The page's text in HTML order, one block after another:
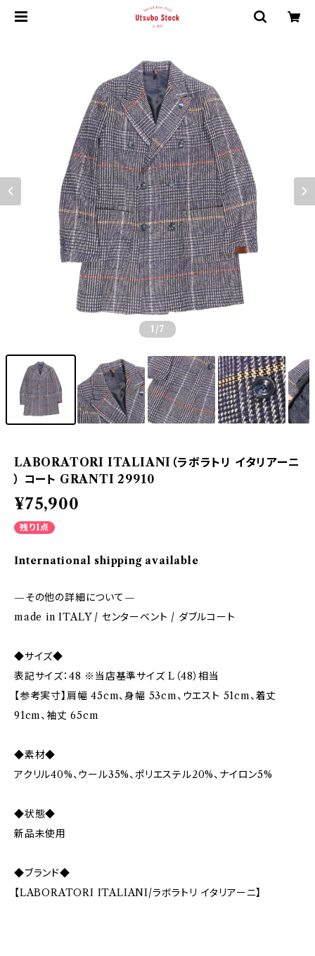
1 /7
LABORATORI ITALIANI（ラボラトリ イタリアーニ
） コート GRANTI 29910
¥75,900
残り1点
International shipping available
—その他の詳細について—
made in ITALY / センターベント / ダブルコート
◆サイズ◆
表記サイズ：48 ※当店基準サイズ L（48）相当
【参考実寸】肩幅 45cm、身幅 53cm、ウエスト 51cm、着丈
91cm、袖丈 65cm
◆素材◆
アクリル40%、ウール35%、ポリエステル20%、ナイロン5%
◆状態◆
新品未使用
◆ブランド◆
【LABORATORI ITALIANI/ラボラトリ イタリアーニ】